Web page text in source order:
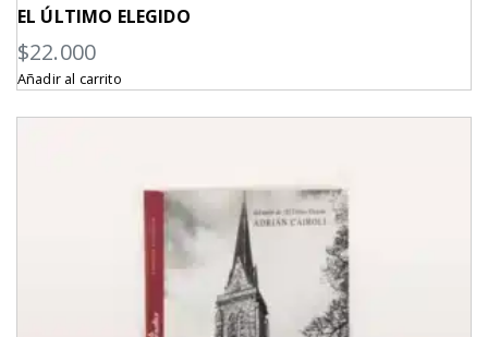
EL ÚLTIMO ELEGIDO
$22.000
Añadir al carrito